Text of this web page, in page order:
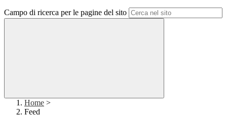
Campo di ricerca per le pagine del sito
Home >
Feed